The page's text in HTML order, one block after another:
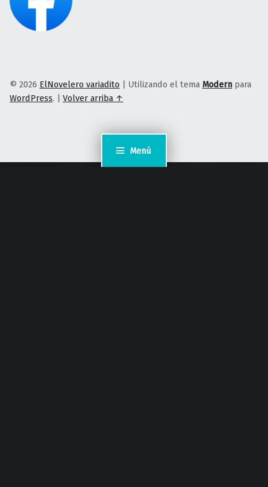
Menú
© 2026 ElNovelero variadito Utilizando el tema Modern para
WordPress. Volver arriba ↑